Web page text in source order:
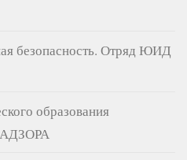
безопасность. Отряд ЮИД
образования